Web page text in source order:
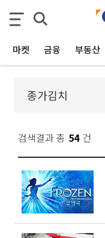
마켓 금융 부동산
검색결과 총 54 건